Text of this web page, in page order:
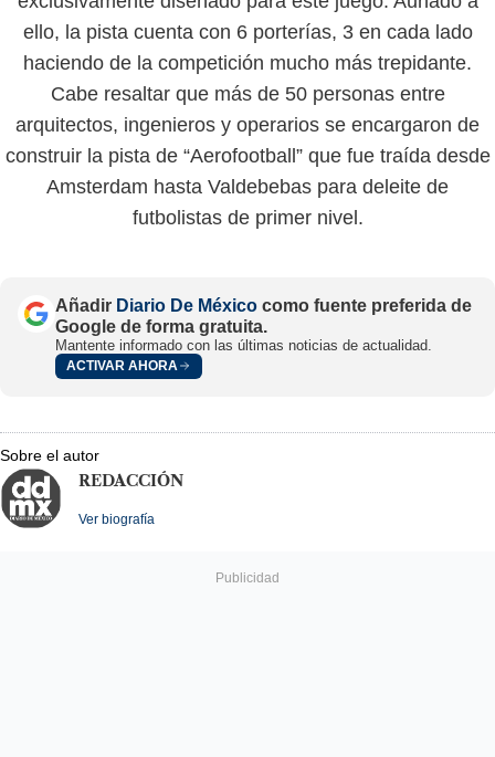
ello, la pista cuenta con 6 porterías, 3 en cada lado
haciendo de la competición mucho más trepidante.
Cabe resaltar que más de 50 personas entre
arquitectos, ingenieros y operarios se encargaron de
construir la pista de “Aerofootball” que fue traída desde
Amsterdam hasta Valdebebas para deleite de
futbolistas de primer nivel.
Añadir Diario De México como fuente preferida de
Google de forma gratuita.
Mantente informado con las últimas noticias de actualidad.
ACTIVAR AHORA
Sobre el autor
REDACCIÓN
Ver biografía